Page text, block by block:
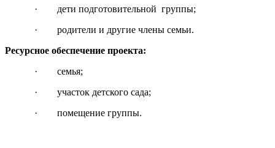
· дети подготовительной группы;
· родители и другие члены семьи.
Ресурсное обеспечение проекта:
· семья;
· участок детского сада;
· помещение группы.